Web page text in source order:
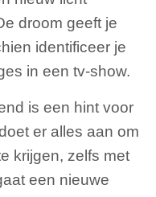
droom geeft je
identificeer je
in een tv-show.
is een hint voor
er alles aan om
krijgen, zelfs met
een nieuwe